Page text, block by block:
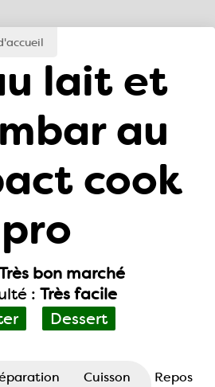
lait et
au
cook
pro
bon marché
: Très facile
Dessert
Cuisson
Repos